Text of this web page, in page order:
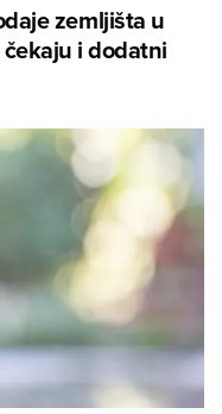
zemljišta u
i dodatni